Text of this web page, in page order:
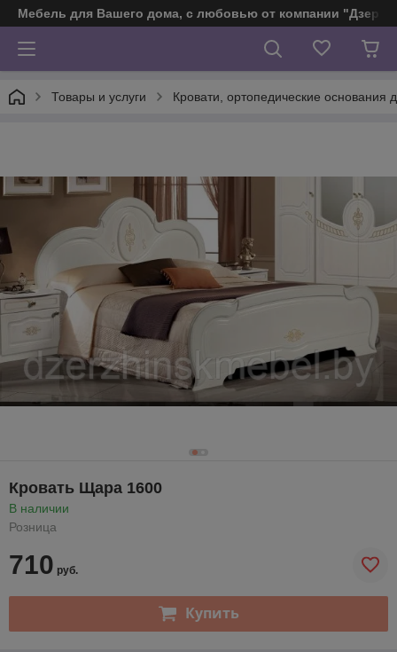
Мебель для Вашего дома, с любовью от компании
Товары и услуги Кровати, ортопедические основания
Кровать Щара 1600
В наличии
Розница
710 руб.
Купить